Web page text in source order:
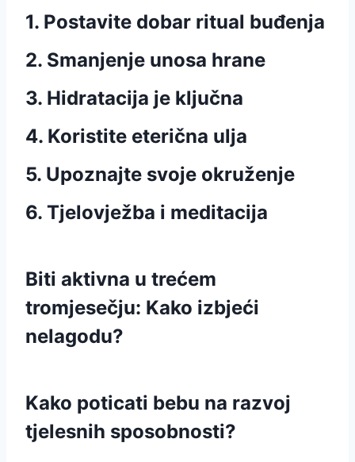
1. Postavite dobar ritual buđenja
2. Smanjenje unosa hrane
3. Hidratacija je ključna
4. Koristite eterična ulja
5. Upoznajte svoje okruženje
6. Tjelovježba i meditacija
Biti aktivna u trećem
tromjesečju: Kako izbjeći
nelagodu?
Kako poticati bebu na razvoj
tjelesnih sposobnosti?